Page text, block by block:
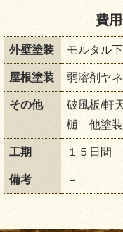
費
外壁塗装 モルタル
屋根塗装 弱溶剤ヤ
その他
破風板/軒
樋 他塗
工期 １５日間
備考 －